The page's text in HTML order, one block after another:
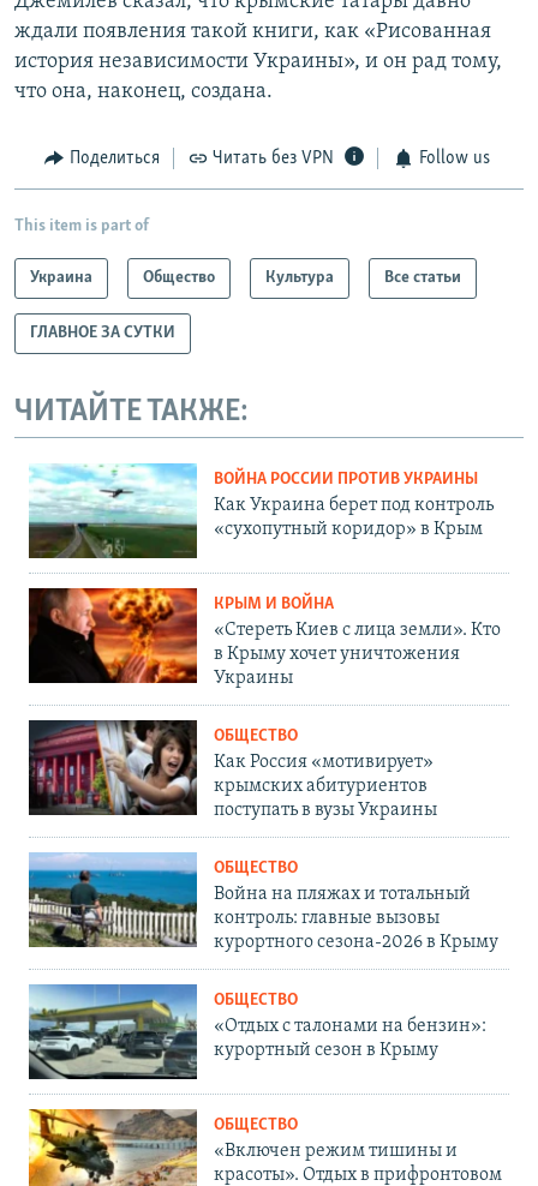
ждали появления такой книги, как «Рисованная
история независимости Украины», и он рад тому,
что она, наконец, создана.
Поделиться Читать без VPN Follow us
This item is part of
Украина Общество Культура Все статьи
ГЛАВНОЕ ЗА СУТКИ
ЧИТАЙТЕ ТАКЖЕ:
ВОЙНА РОССИИ ПРОТИВ УКРАИНЫ
Как Украина берет под контроль
«сухопутный коридор» в Крым
КРЫМ И ВОЙНА
«Стереть Киев с лица земли». Кто
в Крыму хочет уничтожения
Украины
ОБЩЕСТВО
Как Россия «мотивирует»
крымских абитуриентов
поступать в вузы Украины
ОБЩЕСТВО
Война на пляжах и тотальный
контроль: главные вызовы
курортного сезона-2026 в Крыму
ОБЩЕСТВО
«Отдых с талонами на бензин»:
курортный сезон в Крыму
ОБЩЕСТВО
«Включен режим тишины и
красоты». Отдых в прифронтовом